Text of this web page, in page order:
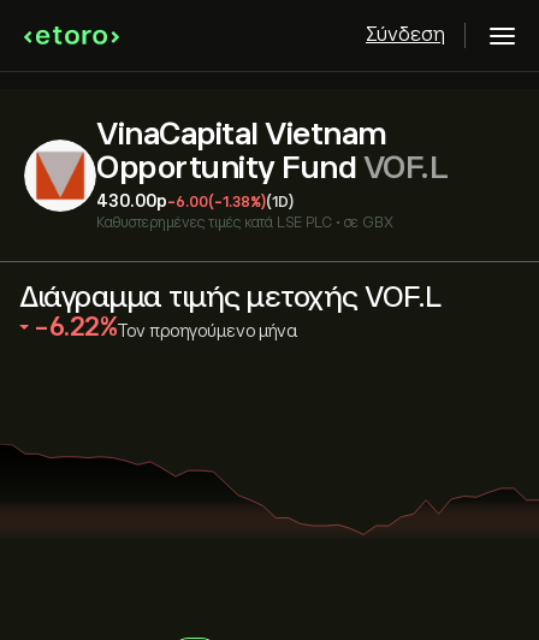
Σύνδεση
VinaCapital Vietnam
Opportunity Fund VOF.L
430.00‎p‎-6.00(-1.38%)(1D)
Καθυστερημένες τιμές κατά LSE PLC • σε GBX
Διάγραμμα τιμής μετοχής VOF.L
‎-6.22‎ Τον προηγούμενο μήνα